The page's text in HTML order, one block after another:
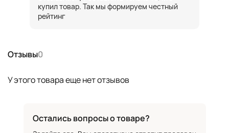
Отзывы0
У этого товара еще нет отзывов
купил товар. Так мы формируем честный
рейтинг
Остались вопросы о товаре?